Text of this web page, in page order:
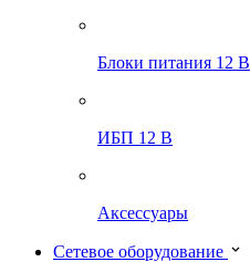
Блоки питания 12 В
ИБП 12 В
Аксессуары
Сетевое оборудование